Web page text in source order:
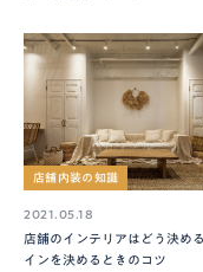
店舗内装の知識
2021.05.18
店舗のインテリアはどう決め
インを決めるときのコツ